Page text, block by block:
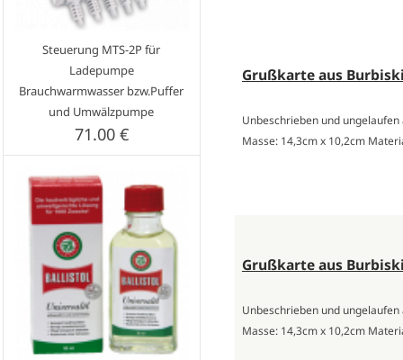
Steuerung MTS-2P für
Ladepumpe
Brauchwarmwasser bzw.Puffer
und Umwälzpumpe
71.00 €
Grußkarte aus
Unbeschrieben und
Masse: 14,3cm x 10,2cm
Grußkarte aus
Unbeschrieben und
Masse: 14,3cm x 10,2cm